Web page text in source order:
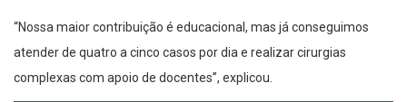
“Nossa maior contribuição é educacional, mas já conseguimos
atender de quatro a cinco casos por dia e realizar cirurgias
complexas com apoio de docentes”, explicou.